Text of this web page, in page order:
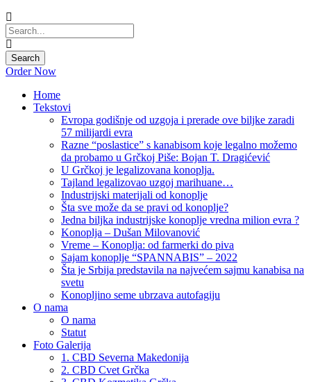
Order Now
Home
Tekstovi
Evropa godišnje od uzgoja i prerade ove biljke zaradi
57 milijardi evra
Razne “poslastice” s kanabisom koje legalno možemo
da probamo u Grčkoj Piše: Bojan T. Dragićević
U Grčkoj je legalizovana konoplja.
Tajland legalizovao uzgoj marihuane…
Industrijski materijali od konoplje
Šta sve može da se pravi od konoplje?
Jedna biljka industrijske konoplje vredna milion evra ?
Konoplja – Dušan Milovanović
Vreme – Konoplja: od farmerki do piva
Sajam konoplje “SPANNABIS” – 2022
Šta je Srbija predstavila na najvećem sajmu kanabisa na
svetu
Konopljino seme ubrzava autofagiju
O nama
O nama
Statut
Foto Galerija
1. CBD Severna Makedonija
2. CBD Cvet Grčka